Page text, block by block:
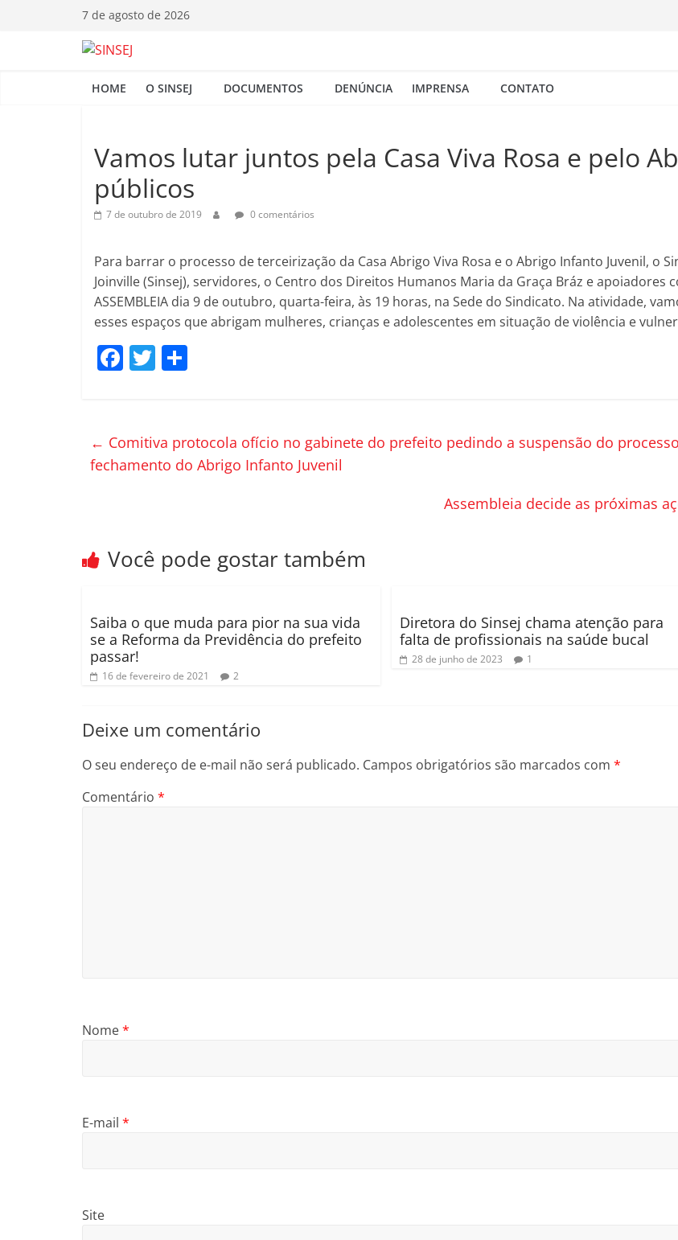
7 de agosto de 2026
S
N
S
E
HOME O SINSEJ DOCUMENTOS DENÚNCIA IMPRENSA CONTATO
Vamos lutar juntos pela Casa Viva Rosa e pelo
públicos
7 de outubro de 2019 0 comentários
Para barrar o processo de terceirização da Casa Abrigo Viva Rosa e o Abrigo Infanto Juvenil, o
Joinville (Sinsej), servidores, o Centro dos Direitos Humanos Maria da Graça Bráz e
ASSEMBLEIA dia 9 de outubro, quarta-feira, às 19 horas, na Sede do Sindicato. Na atividade,
esses espaços que abrigam mulheres, crianças e adolescentes em situação de violência e
F
e
b
T
er p
ar
← Comitiva protocola ofício no gabinete do prefeito pedindo a suspensão do
fechamento do Abrigo Infanto Juvenil
Assembleia decide as próximas
Você pode gostar também
Saiba o que muda para pior na sua vida
se a Reforma da Previdência do prefeito
passar!
16 de fevereiro de 2021 2
Diretora do Sinsej chama atenção para
falta de profissionais na saúde bucal
28 de junho de 2023 1
Deixe um comentário
O seu endereço de e-mail não será publicado. Campos obrigatórios são marcados com *
Comentário *
Nome*
E-mail *
Site